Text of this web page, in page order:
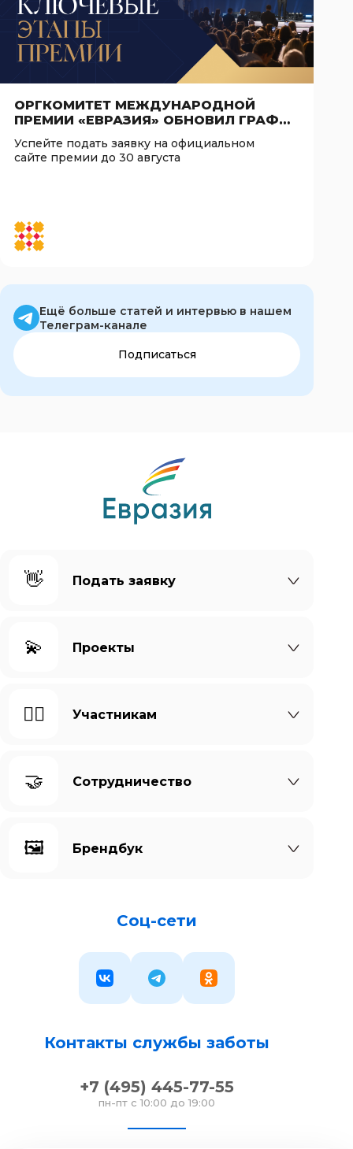
ОРГКОМИТЕТ МЕЖДУНАРОДНОЙ
ПРЕМИИ «ЕВРАЗИЯ» ОБНОВИЛ ГРАФИК
КЛЮЧЕВЫХ ЭТАПОВ КОНКУРСА
Успейте подать заявку на официальном
сайте премии до 30 августа
Ещё больше статей и интервью в нашем
Телеграм-канале
Подписаться
👋 Подать заявку
💫 Проекты
🙆‍♀️ Участникам
🤝 Сотрудничество
🖼️ Брендбук
Соц-сети
Контакты службы заботы
+7 (495) 445-77-55
пн-пт с 10:00 до 19:00